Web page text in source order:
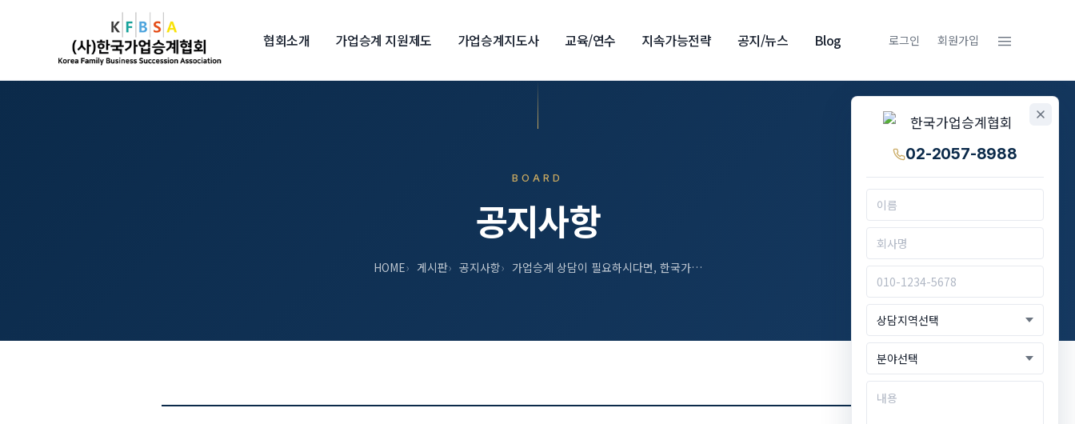
협회소개 가업승계 지원제도 가업승계지도사 교육/연수 지속가능전략 공지/뉴스 Blog 로그인 회원가입 ≡
BOARD
공지사항
HOME 게시판 공지사항 가업승계 상담이 필요하시다면, 한국가…
02-2057-8988